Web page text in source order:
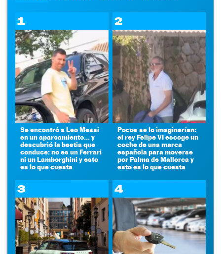
1
Se encontró a Leo Messi
en un aparcamiento... y
descubrió la bestia que
conduce: no es un Ferrari
ni un Lamborghini y esto
es lo que cuesta
2
Pocos se lo imaginarían:
el rey Felipe VI escoge un
coche de una marca
española para moverse
por Palma de Mallorca y
esto es lo que cuesta
3 4